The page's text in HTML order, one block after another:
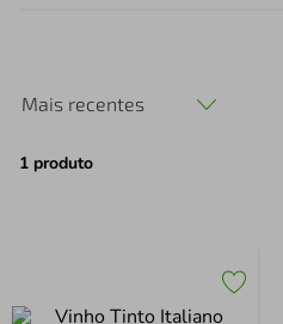
Mais recentes
1 produto
perfume
4º